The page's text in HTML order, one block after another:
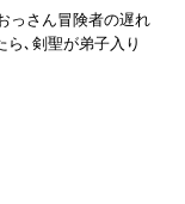
っさん冒険者の遅れ
､剣聖が弟子入り